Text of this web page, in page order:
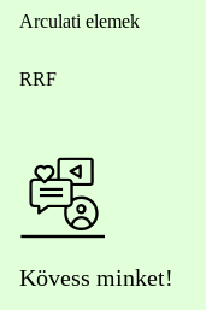
Arculati elemek
RRF
Kövess minket!